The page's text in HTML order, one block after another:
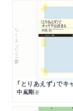
ちくまプリマー新書
中嶌剛著